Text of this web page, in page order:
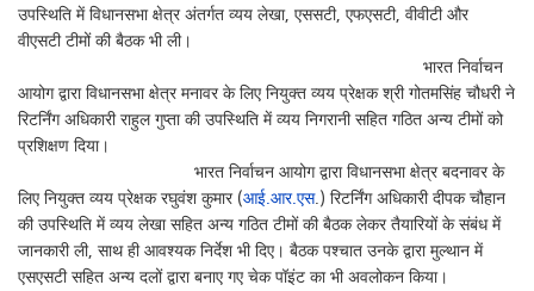
उपस्थिति में विधानसभा क्षेत्र अंतर्गत व्यय लेखा, एससटी, एफएसटी, वीवीटी और
वीएसटी टीमों की बैठक भी ली।
भारत निर्वाचन
आयोग द्वारा विधानसभा क्षेत्र मनावर के लिए नियुक्त व्यय प्रेक्षक श्री गोतमसिंह चौधरी ने
रिटर्निंग अधिकारी राहुल गुप्ता की उपस्थिति में व्यय निगरानी सहित गठित अन्य टीमों को
प्रशिक्षण दिया।
भारत निर्वाचन आयोग द्वारा विधानसभा क्षेत्र बदनावर के
लिए नियुक्त व्यय प्रेक्षक रघुवंश कुमार (आई.आर.एस.) रिटर्निंग अधिकारी दीपक चौहान
की उपस्थिति में व्यय लेखा सहित अन्य गठित टीमों की बैठक लेकर तैयारियों के संबंध में
जानकारी ली, साथ ही आवश्यक निर्देश भी दिए। बैठक पश्चात उनके द्वारा मुल्थान में
एसएसटी सहित अन्य दलों द्वारा बनाए गए चेक पॉइंट का भी अवलोकन किया।